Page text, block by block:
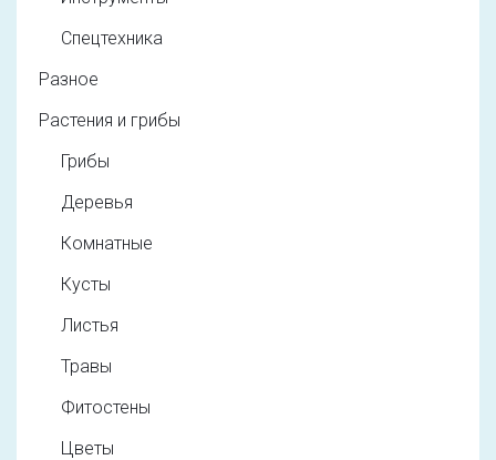
Спецтехника
Разное
Растения и грибы
Грибы
Деревья
Комнатные
Кусты
Листья
Травы
Фитостены
Цветы